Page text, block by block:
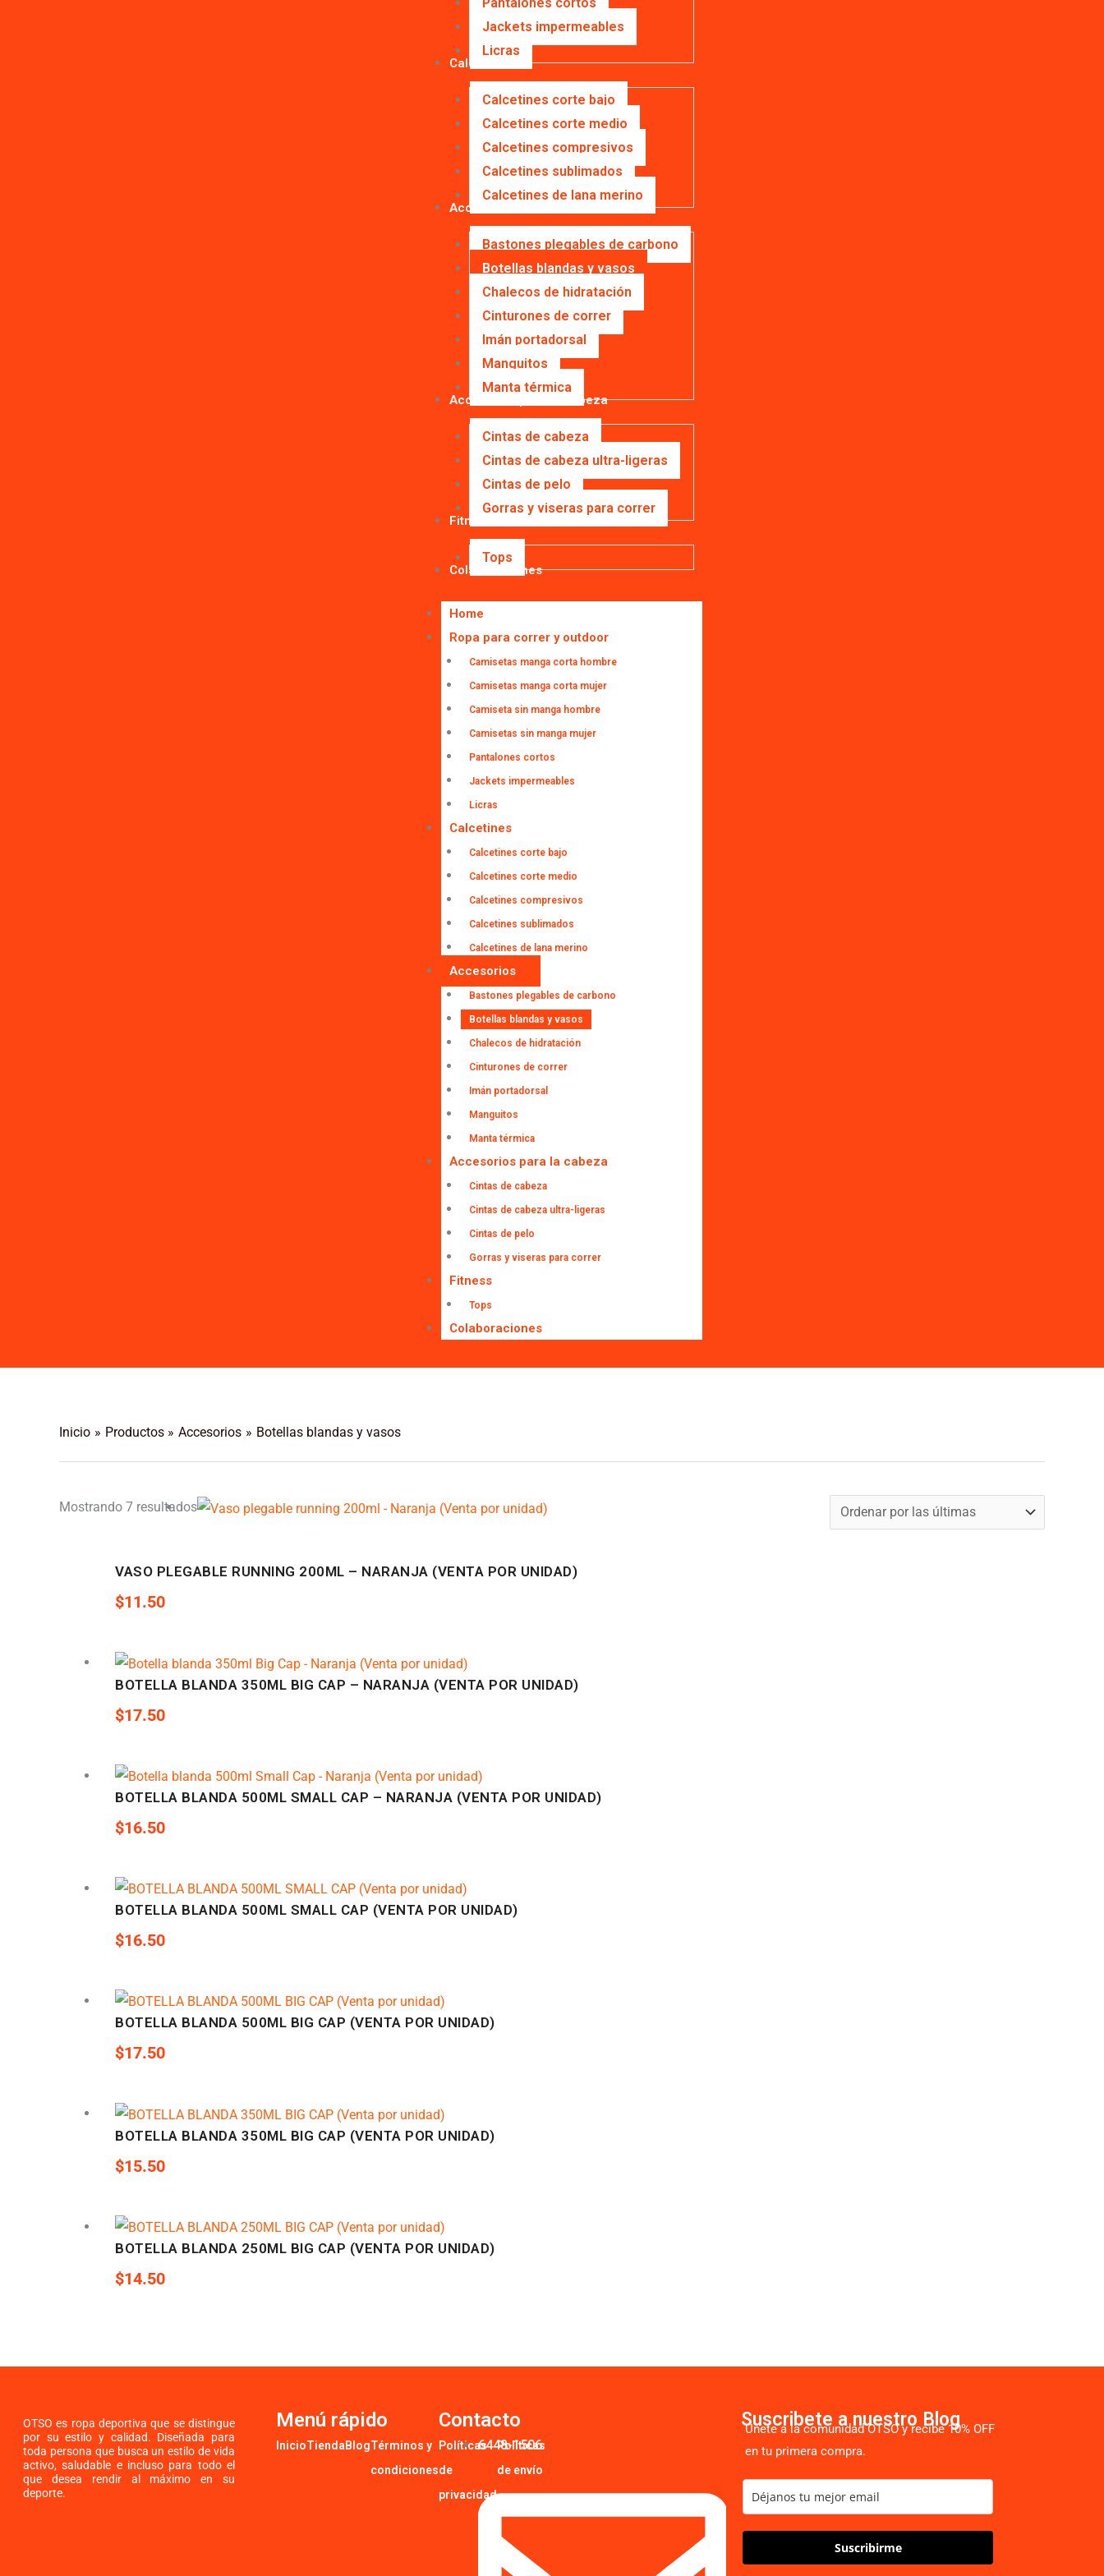
Jackets impermeables
Licras
Calcetines
Calcetines corte bajo
Calcetines corte medio
Calcetines compresivos
Calcetines sublimados
Calcetines de lana merino
Accesorios
Bastones plegables de carbono
Botellas blandas y vasos
Chalecos de hidratación
Cinturones de correr
Imán portadorsal
Manguitos
Manta térmica
Accesorios para la cabeza
Cintas de cabeza
Cintas de cabeza ultra-ligeras
Cintas de pelo
Gorras y viseras para correr
Fitness
Tops
Colaboraciones
Home
Ropa para correr y outdoor
Camisetas manga corta hombre
Camisetas manga corta mujer
Camiseta sin manga hombre
Camisetas sin manga mujer
Pantalones cortos
Jackets impermeables
Licras
Calcetines
Calcetines corte bajo
Calcetines corte medio
Calcetines compresivos
Calcetines sublimados
Calcetines de lana merino
Accesorios
Bastones plegables de carbono
Botellas blandas y vasos
Chalecos de hidratación
Cinturones de correr
Imán portadorsal
Manguitos
Manta térmica
Accesorios para la cabeza
Cintas de cabeza
Cintas de cabeza ultra-ligeras
Cintas de pelo
Gorras y viseras para correr
Fitness
Tops
Colaboraciones
Inicio Productos Accesorios Botellas blandas y vasos
Mostrando 7 resultados
VASO PLEGABLE RUNNING 200ML – NARANJA (VENTA POR UNIDAD)
$11.50
BOTELLA BLANDA 350ML BIG CAP – NARANJA (VENTA POR UNIDAD)
$17.50
BOTELLA BLANDA 500ML SMALL CAP – NARANJA (VENTA POR UNIDAD)
$16.50
BOTELLA BLANDA 500ML SMALL CAP (VENTA POR UNIDAD)
$16.50
BOTELLA BLANDA 500ML BIG CAP (VENTA POR UNIDAD)
$17.50
BOTELLA BLANDA 350ML BIG CAP (VENTA POR UNIDAD)
$15.50
BOTELLA BLANDA 250ML BIG CAP (VENTA POR UNIDAD)
$14.50
OTSO es ropa deportiva que se distingue
por su estilo y calidad. Diseñada para
toda persona que busca un estilo de vida
activo, saludable e incluso para todo el
que desea rendir al máximo en su
deporte.
Menú rápido
InicioTiendaBlogTérminos y
condiciones
Políticas
de
privacidad
Políticas
de envío
Contacto
6448-1506
Suscribete a nuestro Blog
Únete a la comunidad OTSO y recibe 10% OFF
en tu primera compra.
Suscribirme